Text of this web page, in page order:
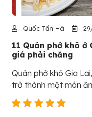
Quốc Tấn Hà
11 Quán phở khô
giá phải chăng
Quán phở khô Gia
trở thành một món